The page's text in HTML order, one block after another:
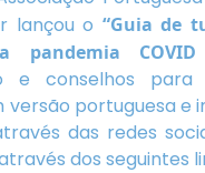
lançou o “Guia de
pandemia
e conselhos para
versão portuguesa e
das redes
dos seguintes